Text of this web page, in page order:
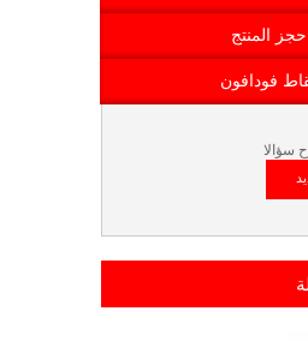
حجز المنتج
فودافون
سؤالا